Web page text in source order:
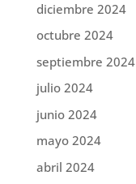
diciembre 2024
octubre 2024
septiembre 2024
julio 2024
junio 2024
mayo 2024
abril 2024